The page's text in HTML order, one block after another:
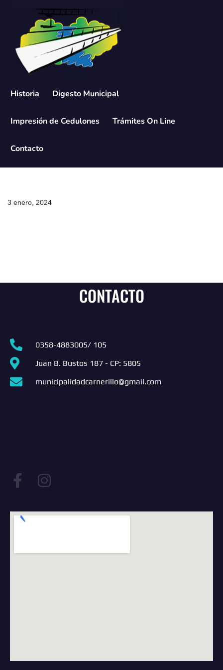
contenido
Historia Digesto Municipal
Impresión de Cedulones Trámites On Line
Contacto
3 enero, 2024
CONTACTO
0358-4883005/ 105
Juan B. Bustos 187 - CP: 5805
municipalidadcarnerillo@gmail.com